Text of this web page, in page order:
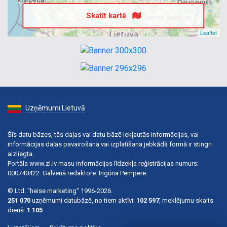
Leaflet
Skatīt kartē
Uzņēmumi Lietuvā
Šīs datu bāzes, tās daļas vai datu bāzē iekļautās informācijas, vai
informācijas daļas pavairošana vai izplatīšana jebkādā formā ir stingri
aizliegta.
Portāla www.zl.lv masu informācijas līdzekļa reģistrācijas numurs:
000740422. Galvenā redaktore: Ingūna Pempere.
© Ltd. "heise marketing" 1996-2026.
251 070 uzņēmumi datubāzē, no tiem aktīvi: 102 597, meklējumu skaits
dienā: 1 105